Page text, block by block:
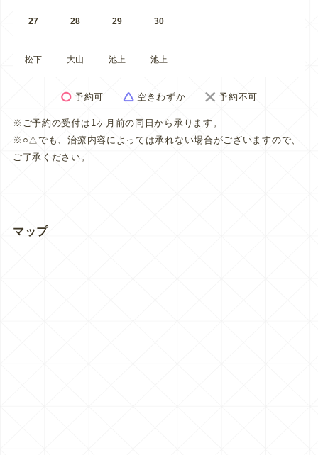
27
松下
28
大山
29
池上
30
池上
予約可 空きわずか 予約不可
※ご予約の受付は1ヶ月前の同日から承ります。
※○△でも、治療内容によっては承れない場合がございますので、
ご了承ください。
マップ